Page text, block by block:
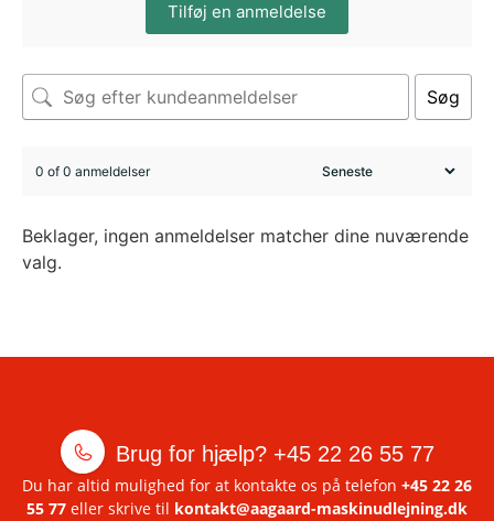
Tilføj en anmeldelse
Søg
0 of 0 anmeldelser
Beklager, ingen anmeldelser matcher dine nuværende
valg.
Brug for hjælp? +45 22 26 55 77
Du har altid mulighed for at kontakte os på telefon +45 22 26
55 77 eller skrive til kontakt@aagaard-maskinudlejning.dk